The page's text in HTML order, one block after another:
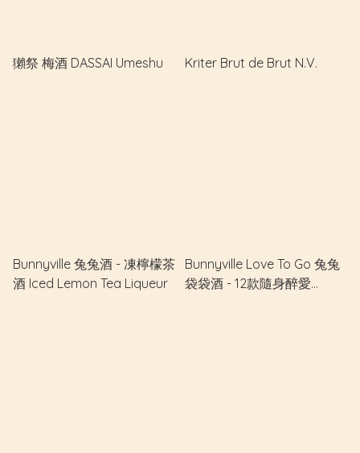
獺祭 梅酒 DASSAI Umeshu Kriter Brut de Brut N.V.
Bunnyville 兔兔酒 - 凍檸檬茶
酒 Iced Lemon Tea Liqueur
Bunnyville Love To Go 兔兔
袋袋酒 - 12款隨身醉愛